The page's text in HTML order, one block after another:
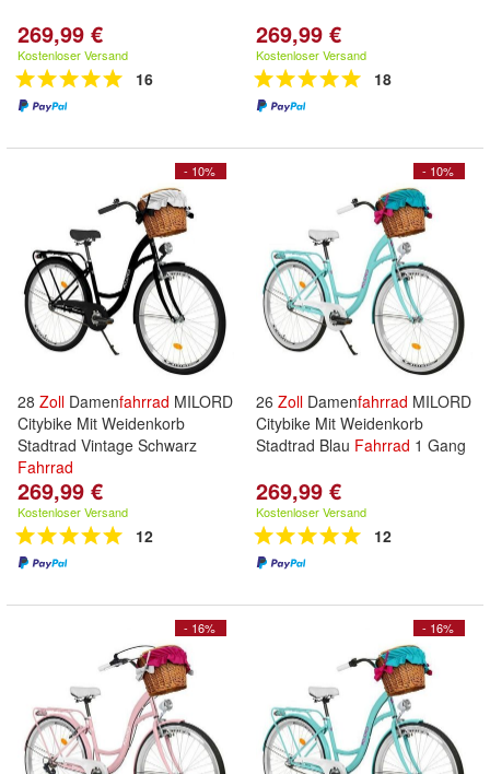
269,99 €
Kostenloser Versand
16
269,99 €
Kostenloser Versand
18
- 10%
28 Zoll Damenfahrrad MILORD
Citybike Mit Weidenkorb
Stadtrad Vintage Schwarz
Fahrrad
269,99 €
Kostenloser Versand
12
- 10%
26 Zoll Damenfahrrad MILORD
Citybike Mit Weidenkorb
Stadtrad Blau Fahrrad 1 Gang
269,99 €
Kostenloser Versand
12
- 16% - 16%